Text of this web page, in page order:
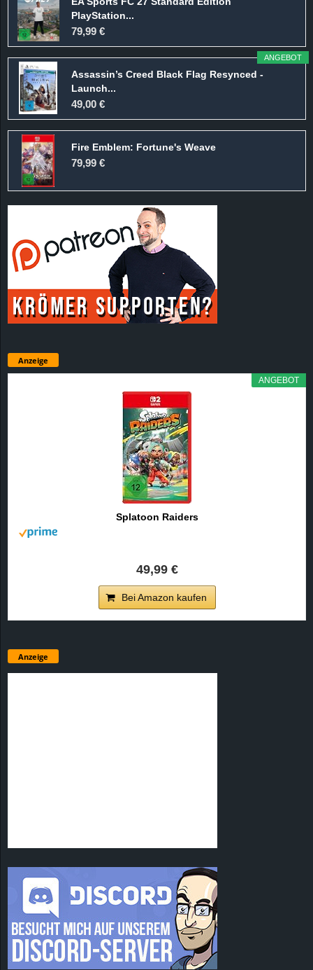
PlayStation...
79,99 €
ANGEBOT
Assassin’s Creed Black Flag Resynced -
Launch...
49,00 €
Fire Emblem: Fortune's Weave
79,99 €
Anzeige
ANGEBOT
Splatoon Raiders
49,99 €
Bei Amazon kaufen
Anzeige